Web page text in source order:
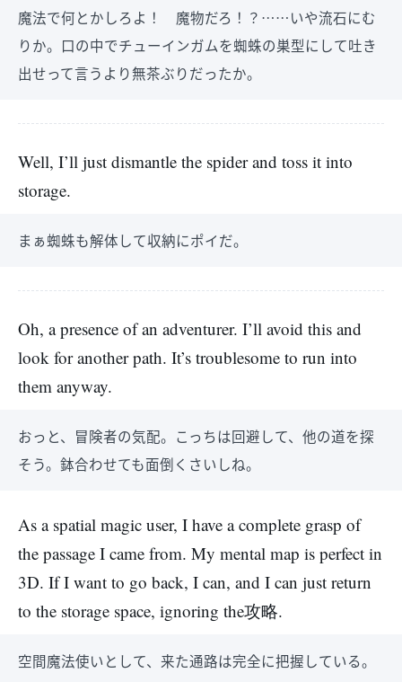
魔法で何とかしろよ！ 魔物だろ！？……いや流石にむ
りか。口の中でチューインガムを蜘蛛の巣型にして吐き
出せって言うより無茶ぶりだったか。
Well, I’ll just dismantle the spider and toss it into
storage.
まぁ蜘蛛も解体して収納にポイだ。
Oh, a presence of an adventurer. I’ll avoid this and
look for another path. It’s troublesome to run into
them anyway.
おっと、冒険者の気配。こっちは回避して、他の道を探
そう。鉢合わせても面倒くさいしね。
As a spatial magic user, I have a complete grasp of
the passage I came from. My mental map is perfect in
3D. If I want to go back, I can, and I can just return
to the storage space, ignoring the攻略.
空間魔法使いとして、来た通路は完全に把握している。